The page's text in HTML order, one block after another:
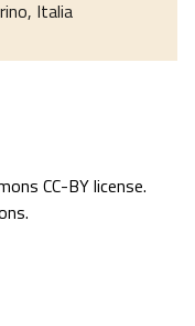
Italia
CC-BY license.